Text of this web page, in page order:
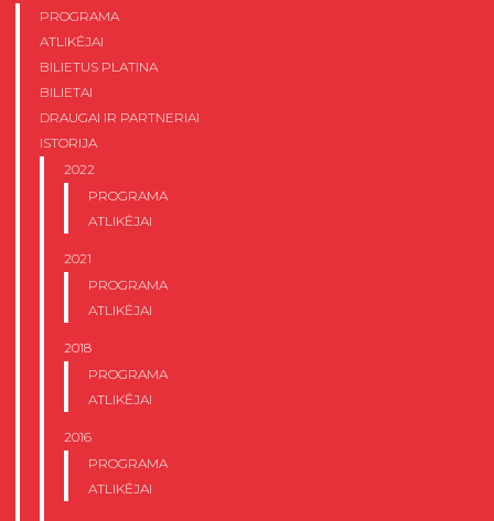
PROGRAMA
ATLIKĖJAI
BILIETUS PLATINA
BILIETAI
DRAUGAI IR PARTNERIAI
ISTORIJA
2022
PROGRAMA
ATLIKĖJAI
2021
PROGRAMA
ATLIKĖJAI
2018
PROGRAMA
ATLIKĖJAI
2016
PROGRAMA
ATLIKĖJAI